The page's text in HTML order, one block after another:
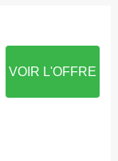
VOIR L'OFFRE